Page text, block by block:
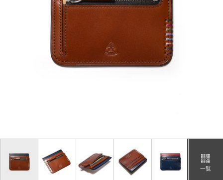
一覧
クロ
在庫あり
カートに追加
「コン」の在庫がありません。